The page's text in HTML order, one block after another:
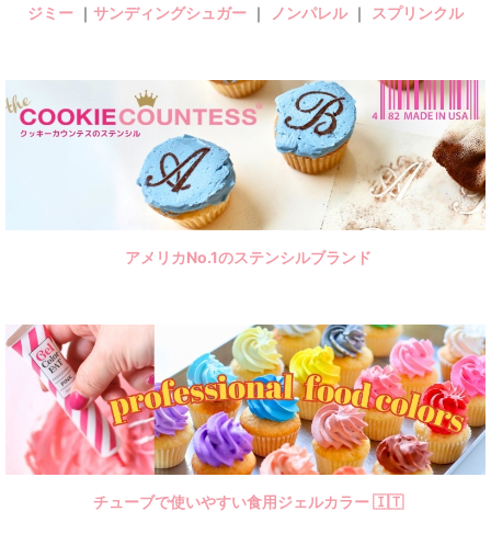
ジンジャーマン＆ピープル
植物
ファンタジー
トラベル
乗物
ジミー ｜ サンディングシュガー ｜ ノンパレル｜ スプリンクル
アメリカNo.1のステンシルブランド
チューブで使いやすい食用ジェルカラー 🇮🇹